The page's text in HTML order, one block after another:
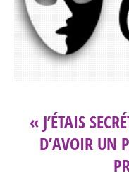
« J’ÉTAIS
D’AVOIR UN